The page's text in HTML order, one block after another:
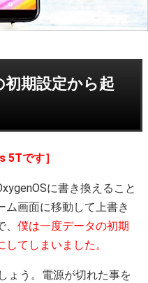
期設定から起
5Tです］
に書き換えること
ム画面に移動して上書き
、僕は一度データの初期
てしまいました。
ょう。電源が切れた事を